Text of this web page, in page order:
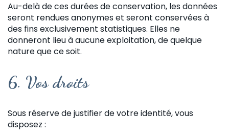
Au-delà de ces durées de conservation, les données
seront rendues anonymes et seront conservées à
des fins exclusivement statistiques. Elles ne
donneront lieu à aucune exploitation, de quelque
nature que ce soit.
6. Vos droits
Sous réserve de justifier de votre identité, vous
disposez :